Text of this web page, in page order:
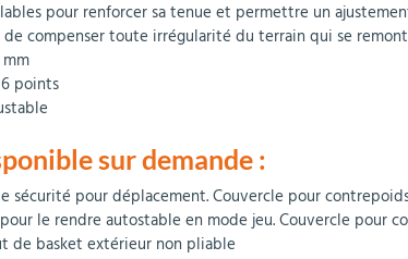
pour renforcer sa tenue et permettre un
de compenser toute irrégularité du terrain qui se
points
sur demande :
sécurité pour déplacement. Couvercle pour
le rendre autostable en mode jeu. Couvercle pour
de basket extérieur non pliable